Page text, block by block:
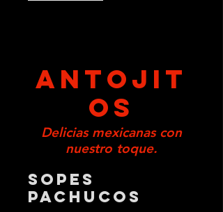
ANTOJIT
OS
Delicias mexicanas con
nuestro toque.
Sopes
Pachucos